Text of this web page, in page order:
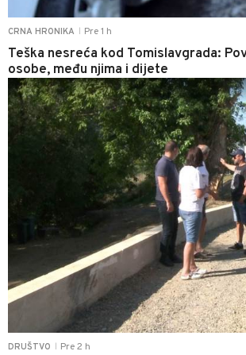
CRNA HRONIKA Pre 1 h
Teška nesreća kod Tomislavgrada:
osobe, među njima i dijete
DRUŠTVO Pre 2 h